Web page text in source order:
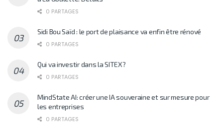
0 PARTAGES
Sidi Bou Saïd : le port de plaisance va enfin être rénové
0 PARTAGES
Qui va investir dans la SITEX?
0 PARTAGES
MindState AI: créer une IA souveraine et sur mesure pour
les entreprises
0 PARTAGES